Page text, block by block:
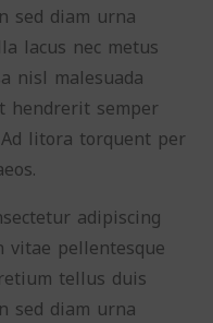
sed diam urna
lacus nec metus
nisl malesuada
hendrerit semper
litora torquent per
adipiscing
vitae pellentesque
tellus duis
sed diam urna